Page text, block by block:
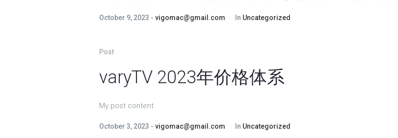
October 9, 2023 vigomac@gmail.com In Uncategorized
Post
varyTV 2023年价格体系
My post content
October 3, 2023 vigomac@gmail.com In Uncategorized